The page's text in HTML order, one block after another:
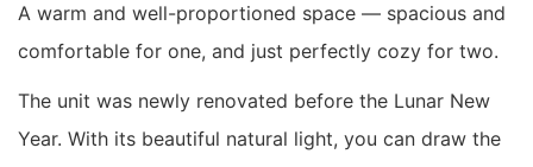
A warm and well-proportioned space — spacious and
comfortable for one, and just perfectly cozy for two.
The unit was newly renovated before the Lunar New
Year. With its beautiful natural light, you can draw the